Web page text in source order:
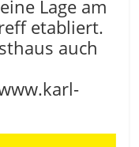
Lage am
etabliert.
auch